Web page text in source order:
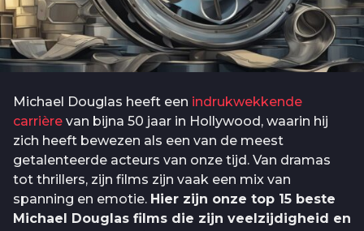
Michael Douglas heeft een indrukwekkende
carrière van bijna 50 jaar in Hollywood, waarin hij
zich heeft bewezen als een van de meest
getalenteerde acteurs van onze tijd. Van dramas
tot thrillers, zijn films zijn vaak een mix van
spanning en emotie. Hier zijn onze top 15 beste
Michael Douglas films die zijn veelzijdigheid en